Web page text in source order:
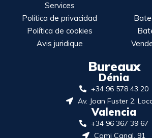
Services
Política de privacidad
Política de cookies
Avis juridique
Bureaux
Dénia
+34 96 578 43 20
Av. Joan Fuster 2,
Valencia
+34 96 367 39 67
Cami Canal, 91